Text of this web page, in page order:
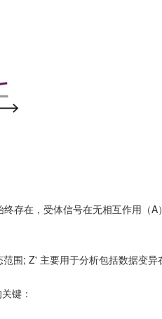
存在，受体信号在无相互作用（
围; Z' 主要用于分析包括数据变异
键：